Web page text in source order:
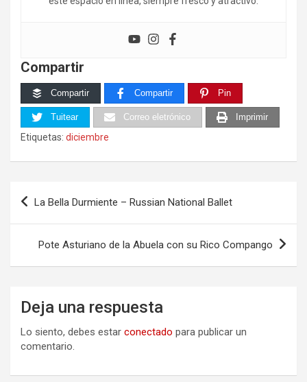
Compartir
Compartir Compartir Pin
Tuitear Correo eletrónico Imprimir
Etiquetas: diciembre
Navegación
de
La Bella Durmiente – Russian National Ballet
Pote Asturiano de la Abuela con su Rico Compango
Deja una respuesta
Lo siento, debes estar conectado para publicar un
comentario.